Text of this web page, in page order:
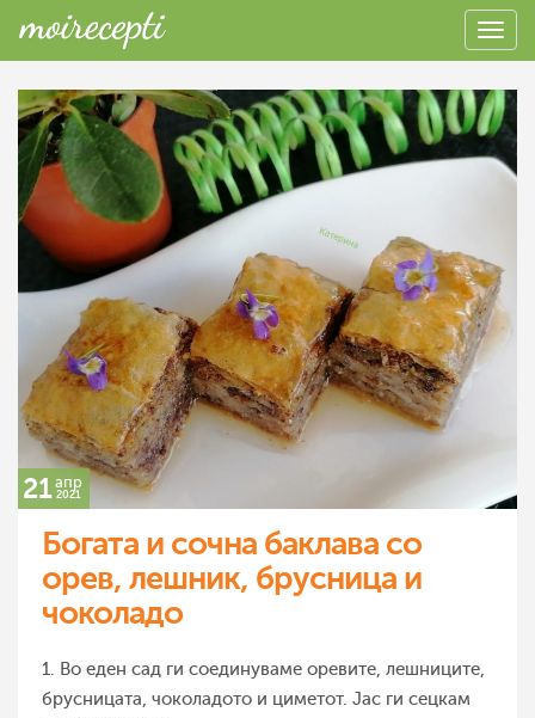
21апр
2021
Богата и сочна баклава со
орев, лешник, брусница и
чоколадо
1. Во еден сад ги соединуваме оревите, лешниците,
брусницата, чоколадото и циметот. Јас ги сецкам